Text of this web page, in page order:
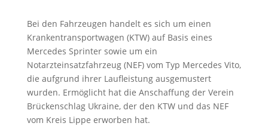
Bei den Fahrzeugen handelt es sich um einen
Krankentransportwagen (KTW) auf Basis eines
Mercedes Sprinter sowie um ein
Notarzteinsatzfahrzeug (NEF) vom Typ Mercedes Vito,
die aufgrund ihrer Laufleistung ausgemustert
wurden. Ermöglicht hat die Anschaffung der Verein
Brückenschlag Ukraine, der den KTW und das NEF
vom Kreis Lippe erworben hat.